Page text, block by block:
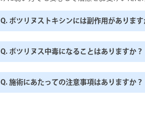
Q. ボツリヌストキシンには副作用があります
Q. ボツリヌス中毒になることはありますか？
Q. 施術にあたっての注意事項はありますか？